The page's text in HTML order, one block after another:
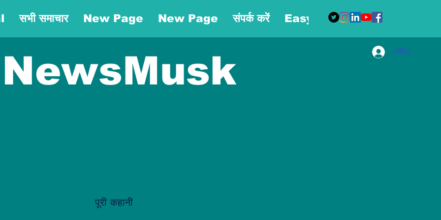
सभी समाचार New Page New Page संपर्क करें Easy Blog More
NewsMusk लॉगिन करें
पूरी कहानी